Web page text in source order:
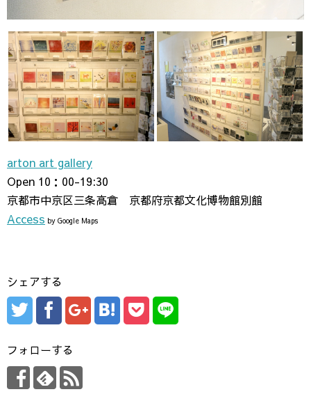
arton art gallery
Open 10：00-19:30
京都市中京区三条高倉 京都府京都文化博物館別館
Access by Google Maps
シェアする
フォローする